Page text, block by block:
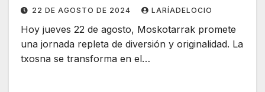
22 DE AGOSTO DE 2024 LARÍADELOCIO
Hoy jueves 22 de agosto, Moskotarrak promete
una jornada repleta de diversión y originalidad. La
txosna se transforma en el…